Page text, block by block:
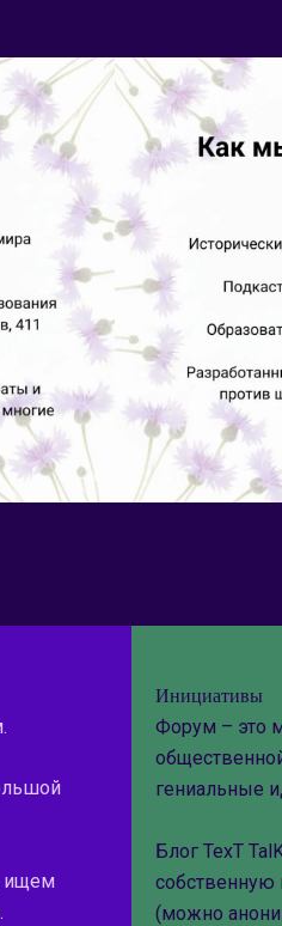
ищем
Инициативы
Форум – это
гениальные
Блог TexT
собственную
(можно